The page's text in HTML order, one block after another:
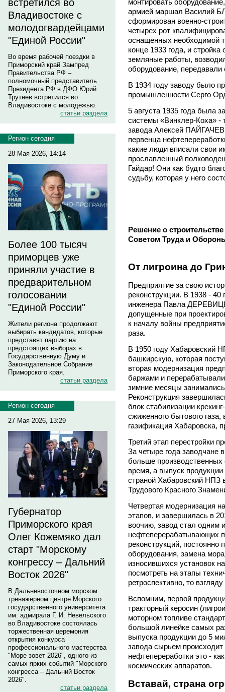
встретился во
Владивостоке с
молодогвардейцами
"Единой России"
Во время рабочей поездки в
Приморский край Зампред
Правительства РФ –
полномочный представитель
Президента РФ в ДФО Юрий
Трутнев встретился во
Владивостоке с молодежью.
статьи раздела
Регион сегодня
28 Мая 2026, 14:14
Более 100 тысяч
приморцев уже
приняли участие в
предварительном
голосовании
"Единой России"
Жители региона продолжают
выбирать кандидатов, которые
представят партию на
предстоящих выборах в
Государственную Думу и
Законодательное Собрание
Приморского края.
статьи раздела
Регион сегодня
27 Мая 2026, 13:29
Губернатор
Приморского края
Олег Кожемяко дал
старт "Морскому
конгрессу – Дальний
Восток 2026"
В Дальневосточном морском
тренажерном центре Морского
государственного университета
им. адмирала Г. И. Невельского
во Владивостоке состоялась
торжественная церемония
открытия конкурса
профессионального мастерства
"Море зовет 2026", одного из
самых ярких событий "Морского
конгресса – Дальний Восток
2026".
статьи раздела
монтировать
армией маршал Василий
сформирован военно-
четырех рот
оснащенных необходимой
конце 1933 года, и
земляные работы,
оборудование,
В 1934 году заводу было
промышленности Серго
5 августа 1935 года была
системы «Винклер-Коха» -
завода Алексей
первенца
какие люди вписали свои
прославленный
Гайдар! Они как будто
судьбу, которая у него
Решение о
Советом Труда и
От лигроина до
Предприятие за свою
реконструкции. В 1938 - 40
инженера Павла
допущенные при
к началу войны
раза.
В 1950 году Хабаровский
башкирскую, которая
вторая модернизация
баржами и
зимние месяцы
Реконструкция
блок стабилизации
сжиженного бытового газа,
газификация Хабаровска,
Третий этап перестройки
За четыре года заводчане
больше
время, а выпуск
страной Хабаровский НПЗ
Трудового Красного
Четвертая модернизация
этапов, и завершилась в
воочию, завод стал одним
нефтеперерабатывающих
реконструкций, постоянно
оборудования, замена
износившихся установок
посмотреть на этапы
ретроспективно, то
Вспомним, первой
тракторный керосин
моторном топливе
большой линейке самых
выпуска продукции до 5
завода сырьем
нефтепереработки это -
космических аппаратов.
Вставай, страна